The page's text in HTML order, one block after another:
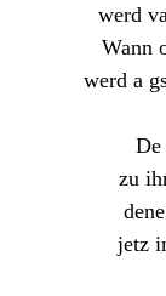
werd
Wann
werd a
De
zu
jetz